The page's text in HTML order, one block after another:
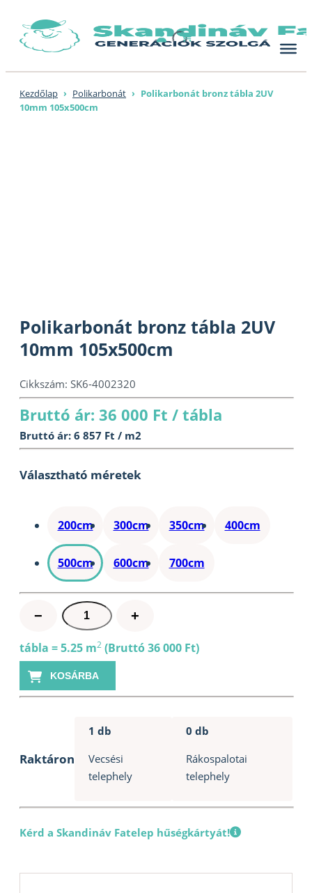
content
Kezdőlap › Polikarbonát › Polikarbonát bronz tábla 2UV
10mm 105x500cm
Polikarbonát bronz tábla 2UV
10mm 105x500cm
Cikkszám: SK6-4002320
Bruttó ár: 36 000 Ft / tábla
Bruttó ár: 6 857 Ft / m2
Választható méretek
200cm 300cm 350cm 400cm
500cm 600cm 700cm
−
Polikarbonát
bronz
tábla
2UV
10mm
105x500cm
+
tábla = 5.25 m2 (Bruttó 36 000 Ft)
KOSÁRBA
Raktáron
1 db
Vecsési
telephely
0 db
Rákospalotai
telephely
Kérd a Skandináv Fatelep hűségkártyát!